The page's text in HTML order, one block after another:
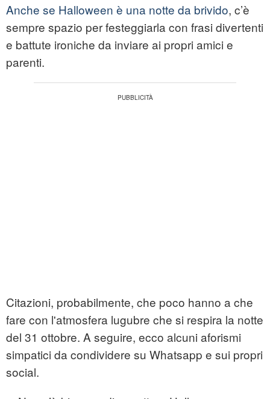
Anche se Halloween è una notte da brivido, c’è
sempre spazio per festeggiarla con frasi divertenti
e battute ironiche da inviare ai propri amici e
parenti.
Citazioni, probabilmente, che poco hanno a che
fare con l'atmosfera lugubre che si respira la notte
del 31 ottobre. A seguire, ecco alcuni aforismi
simpatici da condividere su Whatsapp e sui propri
social.